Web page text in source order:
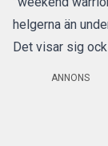
helgerna än
Det visar sig
ANNONS